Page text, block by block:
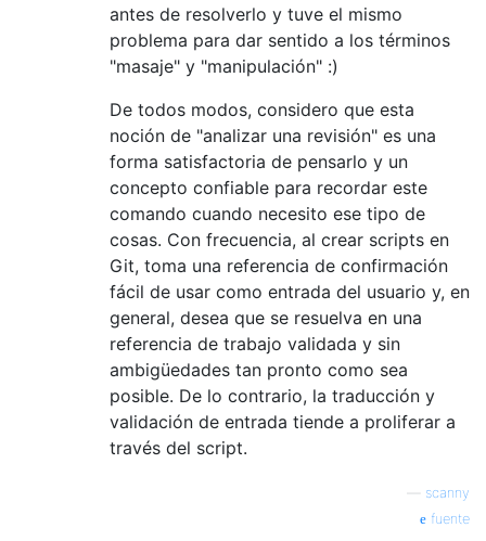
antes de resolverlo y tuve el mismo
problema para dar sentido a los términos
"masaje" y "manipulación" :)
De todos modos, considero que esta
noción de "analizar una revisión" es una
forma satisfactoria de pensarlo y un
concepto confiable para recordar este
comando cuando necesito ese tipo de
cosas. Con frecuencia, al crear scripts en
Git, toma una referencia de confirmación
fácil de usar como entrada del usuario y, en
general, desea que se resuelva en una
referencia de trabajo validada y sin
ambigüedades tan pronto como sea
posible. De lo contrario, la traducción y
validación de entrada tiende a proliferar a
través del script.
scanny
fuente